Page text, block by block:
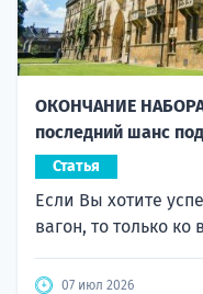
ОКОНЧАНИЕ НАБОРА
последний шанс
Статья
Если Вы хотите
вагон, то только ко
07 июл 2026